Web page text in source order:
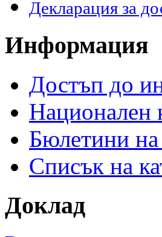
Декларация за
Информация
Достъп до
Национален
Бюлетини
Списък на
Доклад